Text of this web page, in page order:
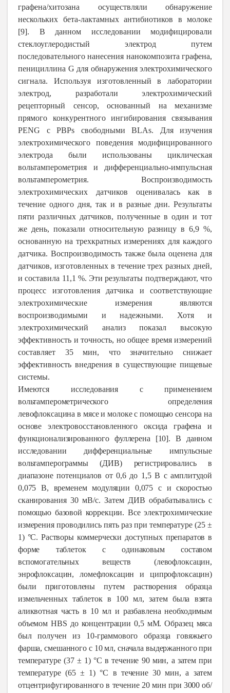
графена/хитозана осуществляли обнаружение
нескольких бета-лактамных антибиотиков в молоке
[9]. В данном исследовании модифицировали
стеклоуглеродистый электрод путем
последовательного нанесения нанокомпозита графена,
пенициллина G для обнаружения электрохимического
сигнала. Используя изготовленный в лаборатории
электрод, разработали электрохимический
рецепторный сенсор, основанный на механизме
прямого конкурентного ингибирования связывания
PENG с PBPs свободными BLAs. Для изучения
электрохимического поведения модифицированного
электрода были использованы циклическая
вольтамперометрия и дифференциально-импульсная
вольтамперометрия. Воспроизводимость
электрохимических датчиков оценивалась как в
течение одного дня, так и в разные дни. Результаты
пяти различных датчиков, полученные в один и тот
же день, показали относительную разницу в 6,9 %,
основанную на трехкратных измерениях для каждого
датчика. Воспроизводимость также была оценена для
датчиков, изготовленных в течение трех разных дней,
и составила 11,1 %. Эти результаты подтверждают, что
процесс изготовления датчика и соответствующие
электрохимические измерения являются
воспроизводимыми и надежными. Хотя и
электрохимический анализ показал высокую
эффективность и точность, но общее время измерений
составляет 35 мин, что значительно снижает
эффективность внедрения в существующие пищевые
системы.
Имеются исследования с применением
вольтамперометрического определения
левофлоксацина в мясе и молоке с помощью сенсора на
основе электровосстановленного оксида графена и
функционализированного фуллерена [10]. В данном
исследовании дифференциальные импульсные
вольтамперограммы (ДИВ) регистрировались в
диапазоне потенциалов от 0,6 до 1,5 В с амплитудой
0,075 В, временем модуляции 0,075 с и скоростью
сканирования 30 мВ/с. Затем ДИВ обрабатывались с
помощью базовой коррекции. Все электрохимические
измерения проводились пять раз при температуре (25 ±
1) °C. Растворы коммерчески доступных препаратов в
форме таблеток с одинаковым составом
вспомогательных веществ (левофлоксацин,
энрофлоксацин, ломефлоксацин и ципрофлоксацин)
были приготовлены путем растворения образца
измельченных таблеток в 100 мл, затем была взята
аликвотная часть в 10 мл и разбавлена необходимым
объемом HBS до концентрации 0,5 мМ. Образец мяса
был получен из 10-граммового образца говяжьего
фарша, смешанного с 10 мл, сначала выдержанного при
температуре (37 ± 1) °C в течение 90 мин, а затем при
температуре (65 ± 1) °C в течение 30 мин, а затем
отцентрифугированного в течение 20 мин при 3000 об/